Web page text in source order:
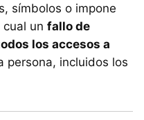
símbolos o impone
un fallo de
los accesos a
persona, incluidos los